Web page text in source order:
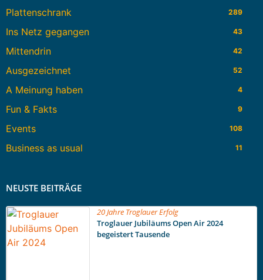
Plattenschrank 289
Ins Netz gegangen 43
Mittendrin 42
Ausgezeichnet 52
A Meinung haben 4
Fun & Fakts 9
Events 108
Business as usual 11
NEUSTE BEITRÄGE
20 Jahre Troglauer Erfolg
Troglauer Jubiläums Open Air 2024
begeistert Tausende